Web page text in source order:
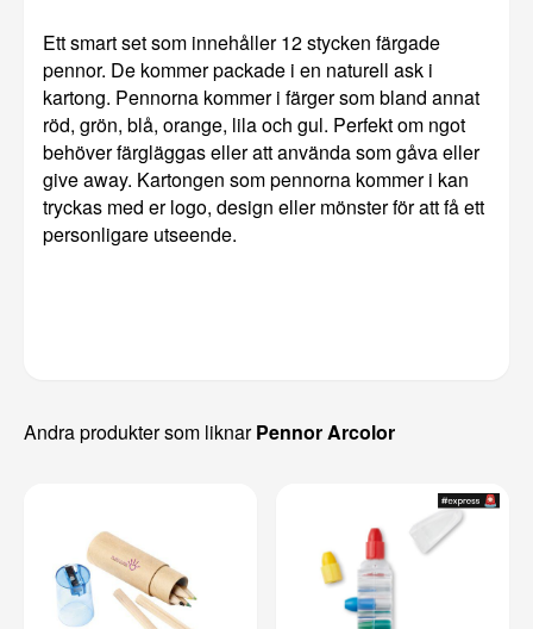
Ett smart set som innehåller 12 stycken färgade
pennor. De kommer packade i en naturell ask i
kartong. Pennorna kommer i färger som bland annat
röd, grön, blå, orange, lila och gul. Perfekt om ngot
behöver färgläggas eller att använda som gåva eller
give away. Kartongen som pennorna kommer i kan
tryckas med er logo, design eller mönster för att få ett
personligare utseende.
Andra produkter som liknarPennor Arcolor